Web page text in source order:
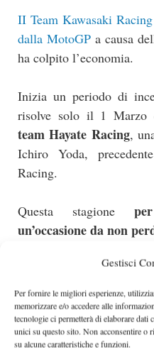
Gestisci
Per fornire le migliori esperienze,
memorizzare e/o accedere alle
tecnologie ci permetterà di elaborare
unici su questo sito. Non acconsentire o
su alcune caratteristiche e funzioni.
II Team Kawasaki
dalla MotoGP a causa
ha colpito l’economia.
Inizia un periodo di
risolve solo il 1 Marzo
team Hayate Racing,
Ichiro Yoda,
Racing.
Questa stagione
un’occasione da non
grandissimo campione.
Segui Marco Melandri
MotoriLive >>